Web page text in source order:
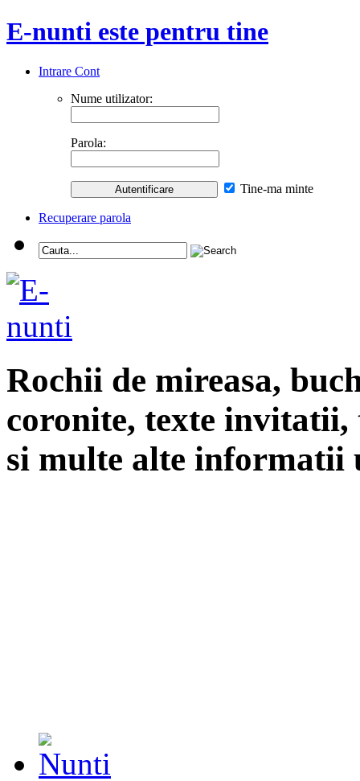
E-nunti este pentru tine
Intrare Cont
Nume utilizator:
Parola:
Tine-ma minte
Recuperare parola
Rochii de mireasa,
coronite, texte
si multe alte informatii